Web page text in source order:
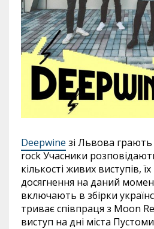
Deepwine зі Львова
rock Учасники
кількості живих виступів,
досягнення на даний
включають в збірки
триває співпраця з Moon
виступ на дні міста